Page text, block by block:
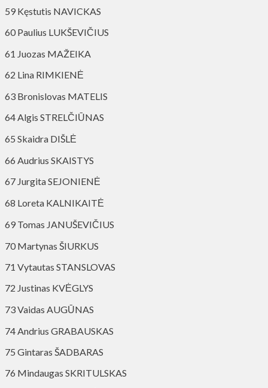
59 Kęstutis NAVICKAS
60 Paulius LUKŠEVIČIUS
61 Juozas MAŽEIKA
62 Lina RIMKIENĖ
63 Bronislovas MATELIS
64 Algis STRELČIŪNAS
65 Skaidra DIŠLĖ
66 Audrius SKAISTYS
67 Jurgita SEJONIENĖ
68 Loreta KALNIKAITĖ
69 Tomas JANUŠEVIČIUS
70 Martynas ŠIURKUS
71 Vytautas STANSLOVAS
72 Justinas KVĖGLYS
73 Vaidas AUGŪNAS
74 Andrius GRABAUSKAS
75 Gintaras ŠADBARAS
76 Mindaugas SKRITULSKAS